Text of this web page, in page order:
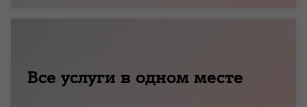
Все услуги в одном месте